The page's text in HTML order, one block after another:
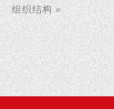
组织结构 »